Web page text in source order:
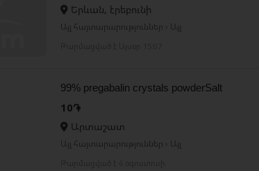
Երևան, էրեբունի
Այլ հայտարարություններ › Այլ
99% pregabalin crystals powderSalt
10֏
Արտաշատ
Այլ հայտարարություններ › Այլ